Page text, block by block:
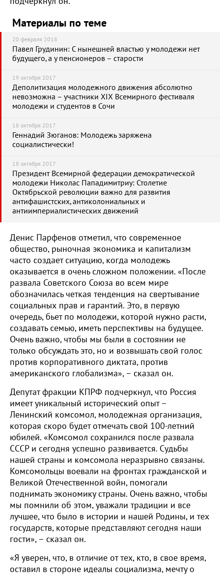
Материалы по теме
20 февраля 2018
Павел Грудинин: С нынешней властью у молодежи нет
будущего, а у пенсионеров – старости
19 октября 2017
Деполитизация молодежного движения абсолютно
невозможна – участники XIX Всемирного фестиваля
молодежи и студентов в Сочи
18 октября 2017
Геннадий Зюганов: Молодежь заряжена
социалистически!
18 октября 2017
Президент Всемирной федерации демократической
молодежи Николас Пападимитриу: Столетие
Октябрьской революции важно для развития
антифашистских, антиколониальных и
антиимпериалистических движений
Денис Парфенов отметил, что современное
общество, рыночная экономика и капитализм
часто создает ситуацию, когда молодежь
оказывается в очень сложном положении. «После
развала Советского Союза во всем мире
обозначилась четкая тенденция на свертывание
социальных прав и гарантий. Это, в первую
очередь, бьет по молодежи, которой нужно расти,
создавать семью, иметь перспективы на будущее.
Очень важно, чтобы мы были в состоянии не
только обсуждать это, но и возвышать свой голос
против корпоративного диктата, против
американского глобализма», – сказал он.
Депутат фракции КПРФ подчеркнул, что Россия
имеет уникальный исторический опыт –
Ленинский комсомол, молодежная организация,
которая скоро будет отмечать свой 100-летний
юбилей. «Комсомол сохранился после развала
СССР и сегодня успешно развивается. Судьбы
нашей страны и комсомола неразрывно связаны.
Комсомольцы воевали на фронтах гражданской и
Великой Отечественной войн, помогали
поднимать экономику страны. Очень важно, чтобы
мы помнили об этом, уважали традиции и все
лучшее, что было в истории и нашей Родины, и тех
государств, которые представляют сегодня наши
гости», – сказал он.
«Я уверен, что, в отличие от тех, кто, в свое время,
оставил в стороне идеалы социализма, мечту о